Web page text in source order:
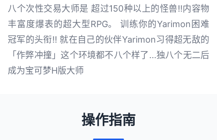
八个次性交易大师是 超过150种以上的怪兽!!内容物
丰富度爆表的超大型RPG。 训练你的Yarimon困难
冠军的头衔!! 就在自己的伙伴Yarimon习得超无敌的
「作弊冲撞」这个环境都不八个样了...独八个无二后
成为宝可梦H版大师
操作指南